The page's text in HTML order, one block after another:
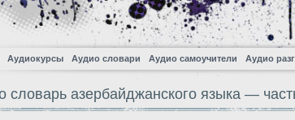
Аудиокурсы Аудио словари Аудио самоучители Аудио
словарь азербайджанского языка —